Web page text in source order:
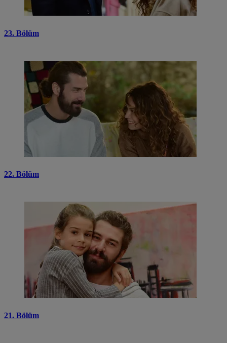
23. Bölüm
22. Bölüm
21. Bölüm